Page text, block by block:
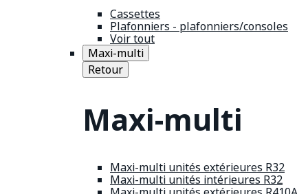
Cassettes
Plafonniers - plafonniers/consoles
Voir tout
Maxi-multi
Retour
Maxi-multi
Maxi-multi unités extérieures R32
Maxi-multi unités intérieures R32